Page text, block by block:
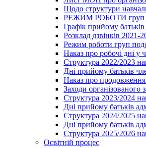
Щодо структури
РЕЖИМ РОБОТИ груп
Графік прийому
Розклад дзвінків 2021-
Режим роботи груп
Наказ про робочі дні у
Структура 2022/2023
Дні прийому батьків
Наказ про продовження
Заходи організованого
Структура 2023/2024
Дні прийому батьків
Структура 2024/2025
Дні прийому батьків
Структура 2025/2026
Освітній процес